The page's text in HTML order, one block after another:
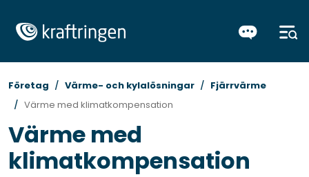
Företag Värme- och kylalösningar
Fjärrvärme
Värme med klimatkompensation
Värme med
klimatkompensation